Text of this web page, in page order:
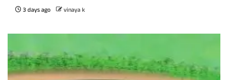
3 days ago vinaya k